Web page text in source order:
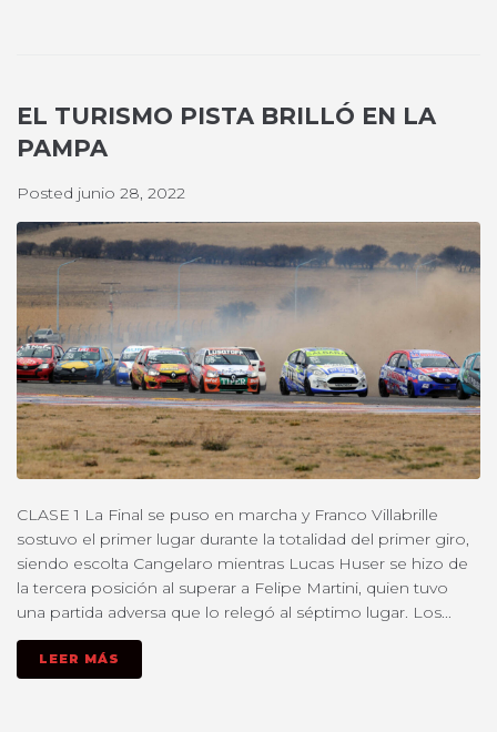
EL TURISMO PISTA BRILLÓ EN LA
PAMPA
Posted junio 28, 2022
CLASE 1 La Final se puso en marcha y Franco Villabrille
sostuvo el primer lugar durante la totalidad del primer giro,
siendo escolta Cangelaro mientras Lucas Huser se hizo de
la tercera posición al superar a Felipe Martini, quien tuvo
una partida adversa que lo relegó al séptimo lugar. Los...
LEER MÁS